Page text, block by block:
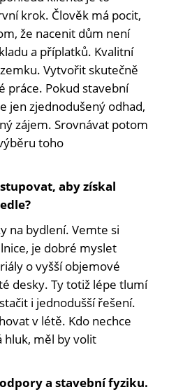
krok. Člověk má pocit,
že nacenit dům není
a příplatků. Kvalitní
Vytvořit skutečně
práce. Pokud stavební
jen zjednodušený odhad,
zájem. Srovnávat potom
toho
aby získal
na bydlení. Vemte si
je dobré myslet
o vyšší objemové
desky. Ty totiž lépe tlumí
i jednodušší řešení.
v létě. Kdo nechce
hluk, měl by volit
a stavební fyziku.